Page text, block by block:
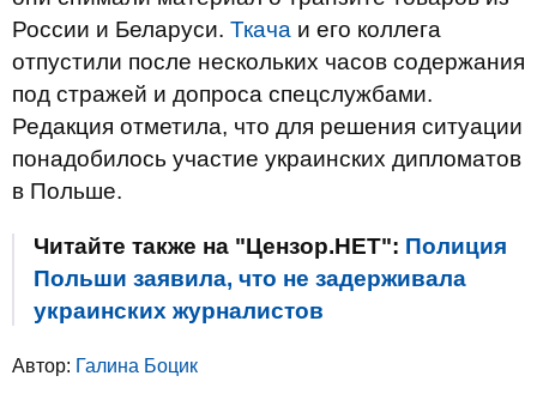
России и Беларуси. Ткача и его коллега
отпустили после нескольких часов содержания
под стражей и допроса спецслужбами.
Редакция отметила, что для решения ситуации
понадобилось участие украинских дипломатов
в Польше.
Читайте также на "Цензор.НЕТ": Полиция
Польши заявила, что не задерживала
украинских журналистов
Автор: Галина Боцик